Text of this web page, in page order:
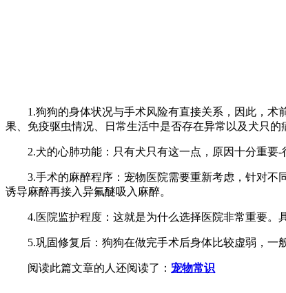
1.狗狗的身体状况与手术风险有直接关系，因此，
果、免疫驱虫情况、日常生活中是否存在异常以及犬只的
2.犬的心肺功能：只有犬只有这一点，原因十分重要
3.手术的麻醉程序：宠物医院需要重新考虑，针对
诱导麻醉再接入异氟醚吸入麻醉。
4.医院监护程度：这就是为什么选择医院非常重要。
5.巩固修复后：狗狗在做完手术后身体比较虚弱，一
阅读此篇文章的人还阅读了： 宠物常识